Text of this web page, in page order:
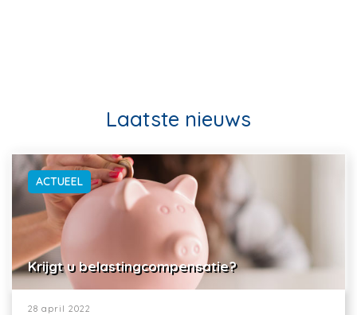
Laatste nieuws
ACTUEEL
Krijgt u belastingcompensatie?
28 april 2022